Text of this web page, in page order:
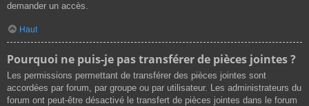
demander un accès.
Haut
Pourquoi ne puis-je pas transférer de pièces jointes ?
Les permissions permettant de transférer des pièces jointes sont
accordées par forum, par groupe ou par utilisateur. Les administrateurs du
forum ont peut-être désactivé le transfert de pièces jointes dans le forum